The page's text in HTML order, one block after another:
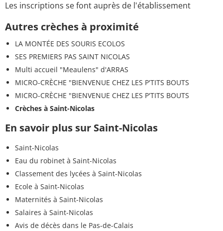
Les inscriptions se font auprès de l'établissement
Autres crèches à proximité
LA MONTÉE DES SOURIS ECOLOS
SES PREMIERS PAS SAINT NICOLAS
Multi accueil "Meaulens" d'ARRAS
MICRO-CRÈCHE "BIENVENUE CHEZ LES P'TITS BOUTS
MICRO-CRÈCHE "BIENVENUE CHEZ LES P'TITS BOUTS
Crèches à Saint-Nicolas
En savoir plus sur Saint-Nicolas
Saint-Nicolas
Eau du robinet à Saint-Nicolas
Classement des lycées à Saint-Nicolas
Ecole à Saint-Nicolas
Maternités à Saint-Nicolas
Salaires à Saint-Nicolas
Avis de décès dans le Pas-de-Calais